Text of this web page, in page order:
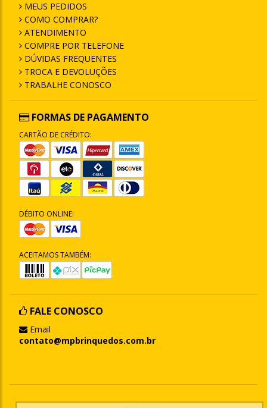
MEUS PEDIDOS
COMO COMPRAR?
ATENDIMENTO
COMPRE POR TELEFONE
DÚVIDAS FREQUENTES
TROCA E DEVOLUÇÕES
TRABALHE CONOSCO
FORMAS DE PAGAMENTO
CARTÃO DE CRÉDITO:
DÉBITO ONLINE:
ACEITAMOS TAMBÉM:
FALE CONOSCO
Email
contato@mpbrinquedos.com.br